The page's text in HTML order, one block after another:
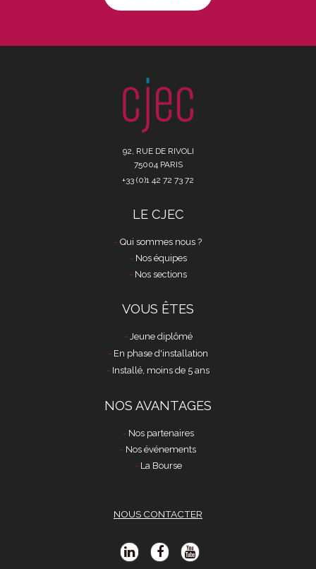
92, RUE DE RIVOLI
75004 PARIS
+33 (0)1 42 72 73 72
LE CJEC
Qui sommes nous ?
Nos équipes
Nos sections
VOUS ÊTES
Jeune diplômé
En phase d'installation
Installé, moins de 5 ans
NOS AVANTAGES
Nos partenaires
Nos événements
La Bourse
NOUS CONTACTER